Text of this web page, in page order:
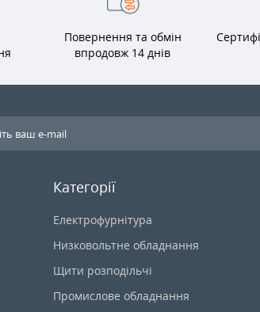
Повернення та обмін
впродовж 14 днів
Категорії
Електрофурнітура
Низковольтне обладнання
Щити розподільчі
Промислове обладнання